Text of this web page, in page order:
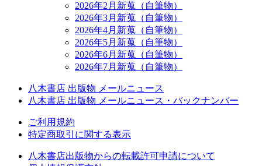
2026年2月新蒐（自筆物）
2026年3月新蒐（自筆物）
2026年4月新蒐（自筆物）
2026年5月新蒐（自筆物）
2026年6月新蒐（自筆物）
2026年7月新蒐（自筆物）
八木書店 出版物 メールニュース
八木書店 出版物 メールニュース・バックナンバー
ご利用規約
特定商取引に関する表示
八木書店出版物からの転載許可申請について